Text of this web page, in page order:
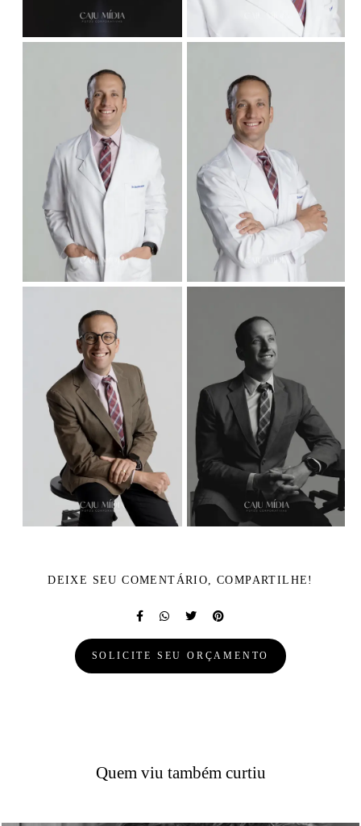
DEIXE SEU COMENTÁRIO, COMPARTILHE!
SOLICITE SEU ORÇAMENTO
Quem viu também curtiu